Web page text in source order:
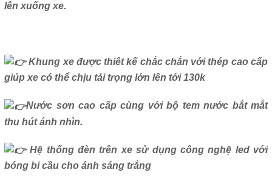
lên xuống xe.
Khung xe được thiêt kế chắc chắn với thép cao cấp
giúp xe có thể chịu tải trọng lớn lên tới 130k
Nước sơn cao cấp cùng với bộ tem nước bắt mắt
thu hút ánh nhìn.
Hệ thống đèn trên xe sử dụng công nghệ led với
bóng bi cầu cho ánh sáng trắng